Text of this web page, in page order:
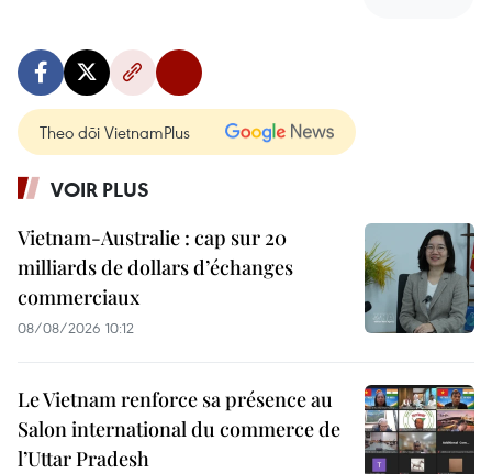
Theo dõi VietnamPlus
VOIR PLUS
Vietnam-Australie : cap sur 20
milliards de dollars d’échanges
commerciaux
08/08/2026 10:12
Le Vietnam renforce sa présence au
Salon international du commerce de
l’Uttar Pradesh